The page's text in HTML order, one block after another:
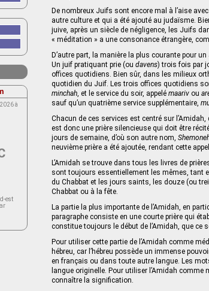
De nombreux Juifs sont encore mal à l’aise
autre culture et qui a été ajouté au judaïsme.
juive, après un siècle de négligence, les Juifs
« méditation » a une consonance étrangère,
D’autre part, la manière la plus courante pour
Un juif pratiquant prie (ou davens) trois fois par
offices quotidiens. Bien sûr, dans les milieux
quotidien du Juif. Les trois offices quotidiens
minchah, et le service du soir, appelé maariv ou
sauf qu’un quatrième service supplémentaire,
Chacun de ces services est centré sur
est donc une prière silencieuse qui doit être
jours de semaine, d’où son autre nom,
neuvième prière a été ajoutée, rendant cette
L’Amidah se trouve dans tous les livres de
sont toujours essentiellement les mêmes, tant
du Chabbat et les jours saints, les douze (ou
Chabbat ou à la fête.
La partie la plus importante de l’Amidah, en
paragraphe consiste en une courte prière qui
constitue toujours le début de l’Amidah, que ce
Pour utiliser cette partie de l’Amidah comme
hébreu, car l’hébreu possède un immense
en français ou dans toute autre langue. Les
langue originelle. Pour utiliser l’Amidah
connaître la signification.
à
est
du